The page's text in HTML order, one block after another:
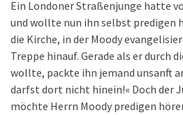
Ein Londoner Straßenjunge hatte
und wollte nun ihn selbst predigen
die Kirche, in der Moody
Treppe hinauf. Gerade als er durch
wollte, packte ihn jemand unsanft
darfst dort nicht hinein!« Doch der
möchte Herrn Moody predigen